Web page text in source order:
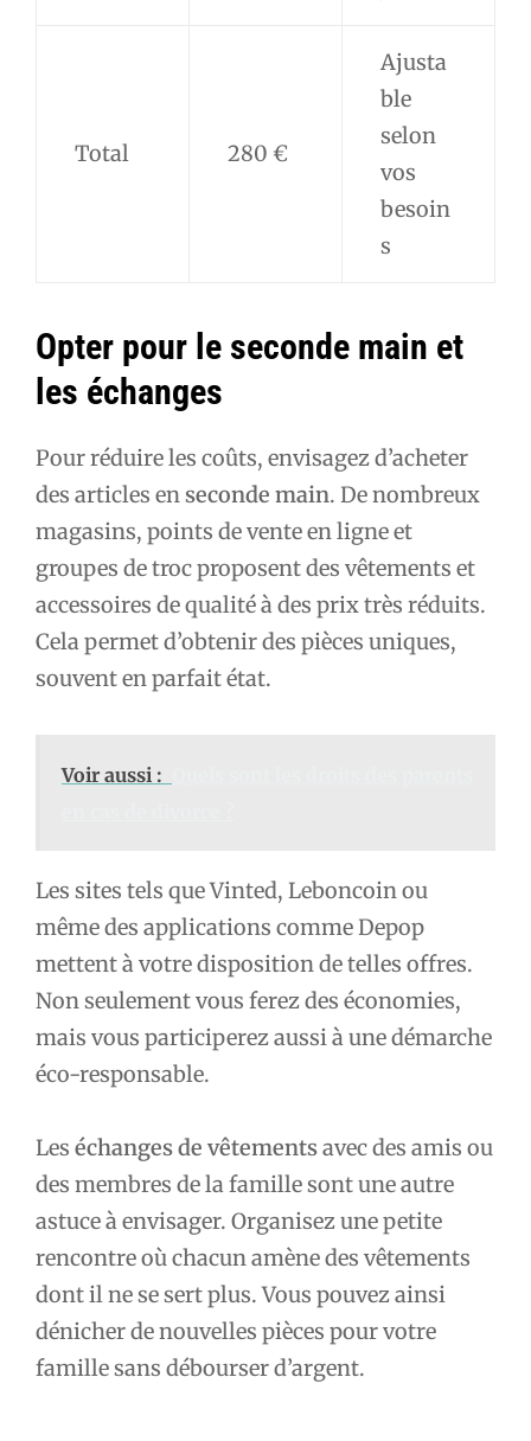
Total 280 €
Ajusta
ble
selon
vos
besoin
s
Opter pour le seconde main et
les échanges
Pour réduire les coûts, envisagez d’acheter
des articles enseconde main. De nombreux
magasins, points de vente en ligne et
groupes de troc proposent des vêtements et
accessoires de qualité à des prix très réduits.
Cela permet d’obtenir des pièces uniques,
souvent en parfait état.
Voir aussi :
Les sites tels que Vinted, Leboncoin ou
même des applications comme Depop
mettent à votre disposition de telles offres.
Non seulement vous ferez des économies,
mais vous participerez aussi à une démarche
éco-responsable.
Les échanges de vêtementsavec des amis ou
des membres de la famille sont une autre
astuce à envisager. Organisez une petite
rencontre où chacun amène des vêtements
dont il ne se sert plus. Vous pouvez ainsi
dénicher de nouvelles pièces pour votre
famille sans débourser d’argent.